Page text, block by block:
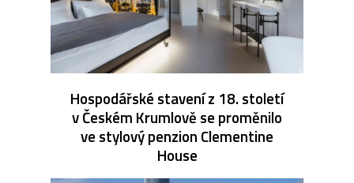
Hospodářské stavení z 18. století
v Českém Krumlově se proměnilo
ve stylový penzion Clementine
House